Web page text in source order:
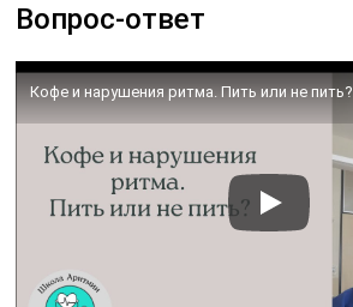
Вопрос-ответ
Кофе и нарушения ритма. Пить или не пить?